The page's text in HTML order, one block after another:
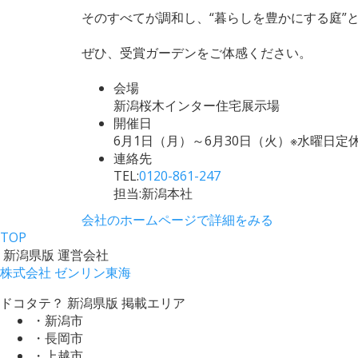
そのすべてが調和し、“暮らしを豊かにする庭”
ぜひ、受賞ガーデンをご体感ください。
会場
新潟桜木インター住宅展示場
開催日
6月1日（月）～6月30日（火）※水曜日定
連絡先
TEL:0120-861-247
担当:新潟本社
会社のホームページで詳細をみる
TOP
新潟県版 運営会社
株式会社 ゼンリン東海
ドコタテ？ 新潟県版 掲載エリア
・新潟市
・長岡市